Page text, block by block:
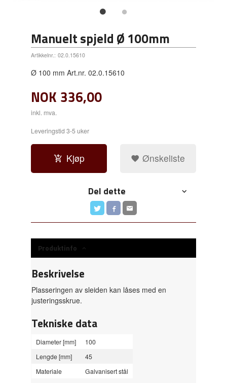
Manuelt spjeld Ø 100mm
Artikkelnr.: 02.0.15610
Ø 100 mm Art.nr. 02.0.15610
NOK 336,00
inkl. mva.
Leveringstid 3-5 uker
Kjøp Ønskeliste
Del dette
Produktinfo
Beskrivelse
Plasseringen av sleiden kan låses med en
justeringsskrue.
Tekniske data
Diameter [mm]
100
Lengde [mm]
45
Materiale
Galvanisert stål